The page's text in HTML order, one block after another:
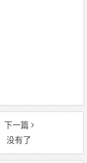
下一篇
没有了